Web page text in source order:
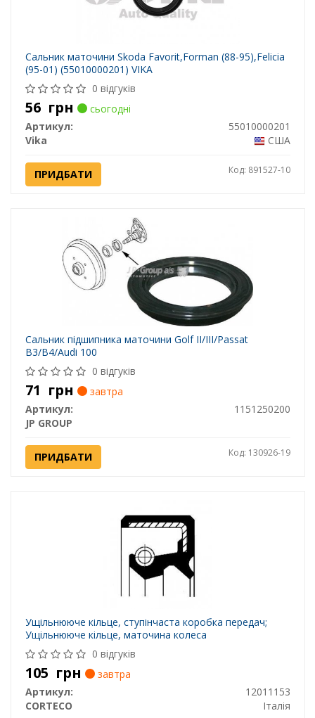
Сальник маточини Skoda Favorit,Forman (88-95),Felicia
(95-01) (55010000201) VIKA
0 відгуків
56 грн
сьогодні
Артикул:
55010000201
Vika
США
ПРИДБАТИ Код: 891527-10
Сальник підшипника маточини Golf II/III/Passat
B3/B4/Audi 100
0 відгуків
71 грн
завтра
Артикул:
1151250200
JP GROUP
ПРИДБАТИ Код: 130926-19
Ущільнююче кільце, ступінчаста коробка передач;
Ущільнююче кільце, маточина колеса
0 відгуків
105 грн
завтра
Артикул:
12011153
CORTECO
Італія